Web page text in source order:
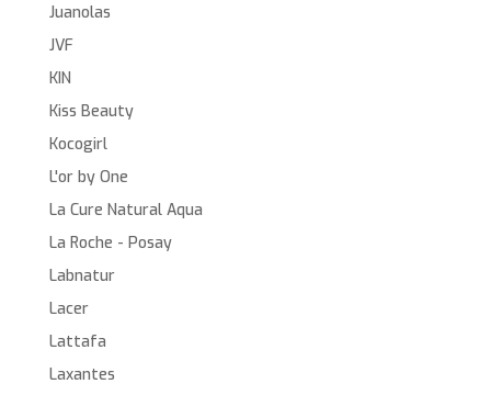
Juanolas
JVF
KIN
Kiss Beauty
Kocogirl
L'or by One
La Cure Natural Aqua
La Roche - Posay
Labnatur
Lacer
Lattafa
Laxantes